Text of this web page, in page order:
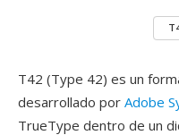
T42 (Type 42) es un
desarrollado por Adobe
TrueType dentro de un